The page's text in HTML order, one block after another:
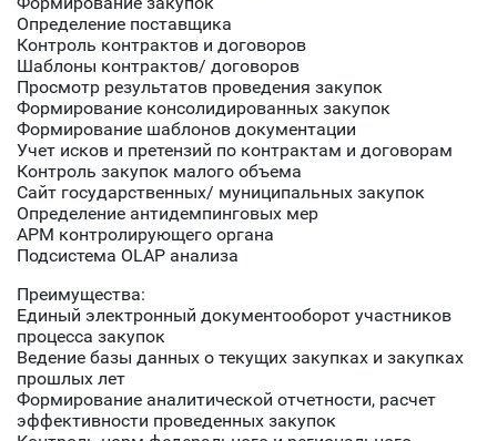
Определение поставщика
Контроль контрактов и договоров
Шаблоны контрактов/ договоров
Просмотр результатов проведения закупок
Формирование консолидированных закупок
Формирование шаблонов документации
Учет исков и претензий по контрактам и договорам
Контроль закупок малого объема
Сайт государственных/ муниципальных закупок
Определение антидемпинговых мер
АРМ контролирующего органа
Подсистема OLAP анализа
Преимущества:
Единый электронный документооборот участников
процесса закупок
Ведение базы данных о текущих закупках и закупках
прошлых лет
Формирование аналитической отчетности, расчет
эффективности проведенных закупок